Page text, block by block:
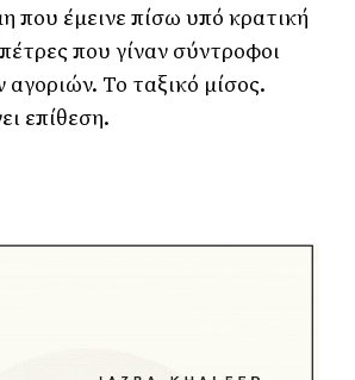
που έμεινε πίσω υπό κρατική
που γίναν σύντροφοι
Το ταξικό μίσος.
επίθεση.